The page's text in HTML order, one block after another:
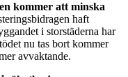
kommer att minska
haft
i storstäderna har
nu tas bort kommer
avvaktande.